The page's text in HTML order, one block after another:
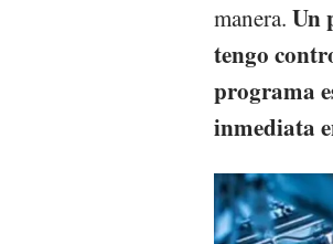
manera. Un
tengo
programa
inmediata